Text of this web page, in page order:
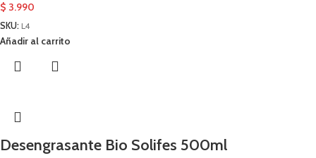
$ 3.990
SKU: L4
Añadir al carrito
Desengrasante Bio Solifes 500ml